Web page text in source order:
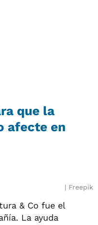
que la
afecte en
Freepik
& Co fue el
La ayuda